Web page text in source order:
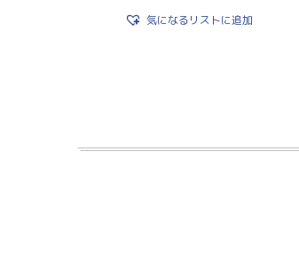
気になるリストに追加